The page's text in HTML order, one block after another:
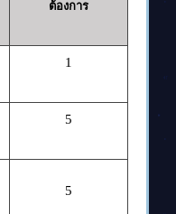
ต้องการ
1
5
5